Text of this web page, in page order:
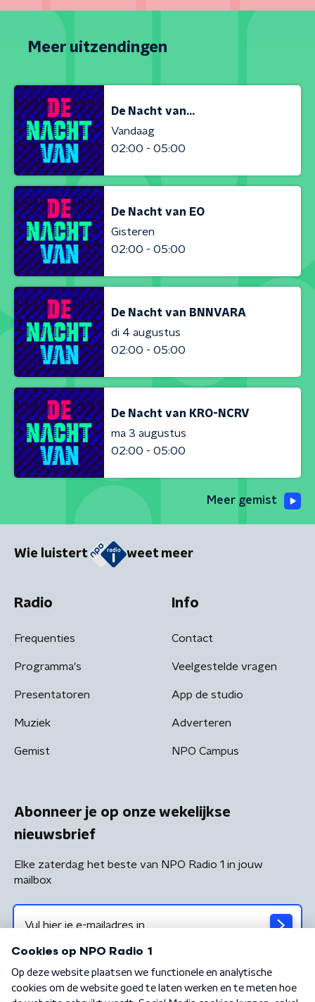
Meer uitzendingen
De Nacht van...
Vandaag
02:00 - 05:00
De Nacht van EO
Gisteren
02:00 - 05:00
De Nacht van BNNVARA
di 4 augustus
02:00 - 05:00
De Nacht van KRO-NCRV
ma 3 augustus
02:00 - 05:00
Meer gemist
Wie luistert weet meer
Radio
Frequenties
Programma's
Presentatoren
Muziek
Gemist
Info
Contact
Veelgestelde vragen
App de studio
Adverteren
NPO Campus
Abonneer je op onze wekelijkse
nieuwsbrief
Elke zaterdag het beste van NPO Radio 1 in jouw
mailbox